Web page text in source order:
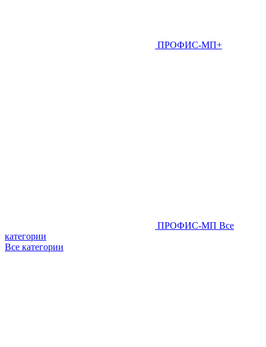
ПРОФИС-МП+
ПРОФИС-МП Все
категории
Все категории